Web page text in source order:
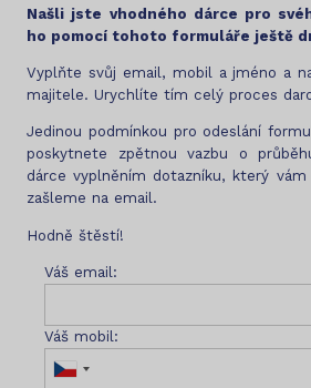
Našli jste vhodného dárce pro
ho pomocí tohoto formuláře ještě
Vyplňte svůj email, mobil a jméno a
majitele. Urychlíte tím celý proces
Jedinou podmínkou pro odeslání
poskytnete zpětnou vazbu o
dárce vyplněním dotazníku, který
zašleme na email.
Hodně štěstí!
Váš email:
Váš mobil: